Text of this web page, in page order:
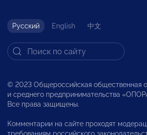
Русский English 中文
© 2023 Общероссийская общественная
и среднего предпринимательства
Все права защищены.
Комментарии на сайте проходят